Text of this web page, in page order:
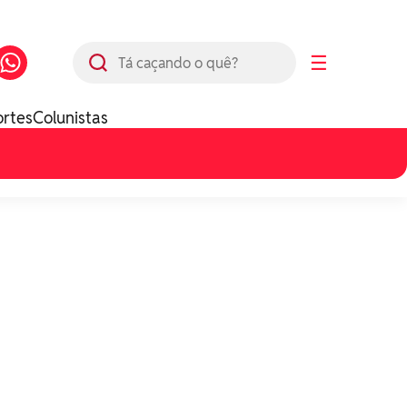
☰
Colunistas